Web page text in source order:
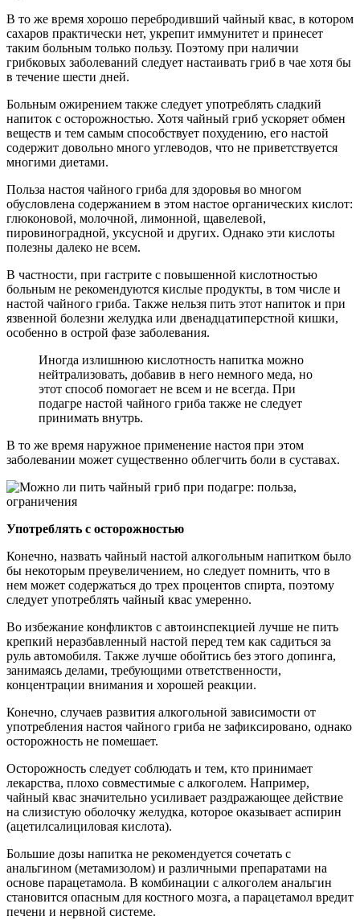
В то же время хорошо перебродивший чайный квас, в котором
сахаров практически нет, укрепит иммунитет и принесет
таким больным только пользу. Поэтому при наличии
грибковых заболеваний следует настаивать гриб в чае хотя бы
в течение шести дней.
Больным ожирением также следует употреблять сладкий
напиток с осторожностью. Хотя чайный гриб ускоряет обмен
веществ и тем самым способствует похудению, его настой
содержит довольно много углеводов, что не приветствуется
многими диетами.
Польза настоя чайного гриба для здоровья во многом
обусловлена содержанием в этом настое органических кислот:
глюконовой, молочной, лимонной, щавелевой,
пировиноградной, уксусной и других. Однако эти кислоты
полезны далеко не всем.
В частности, при гастрите с повышенной кислотностью
больным не рекомендуются кислые продукты, в том числе и
настой чайного гриба. Также нельзя пить этот напиток и при
язвенной болезни желудка или двенадцатиперстной кишки,
особенно в острой фазе заболевания.
Иногда излишнюю кислотность напитка можно
нейтрализовать, добавив в него немного меда, но
этот способ помогает не всем и не всегда. При
подагре настой чайного гриба также не следует
принимать внутрь.
В то же время наружное применение настоя при этом
заболевании может существенно облегчить боли в суставах.
Употреблять с осторожностью
Конечно, назвать чайный настой алкогольным напитком было
бы некоторым преувеличением, но следует помнить, что в
нем может содержаться до трех процентов спирта, поэтому
следует употреблять чайный квас умеренно.
Во избежание конфликтов с автоинспекцией лучше не пить
крепкий неразбавленный настой перед тем как садиться за
руль автомобиля. Также лучше обойтись без этого допинга,
занимаясь делами, требующими ответственности,
концентрации внимания и хорошей реакции.
Конечно, случаев развития алкогольной зависимости от
употребления настоя чайного гриба не зафиксировано, однако
осторожность не помешает.
Осторожность следует соблюдать и тем, кто принимает
лекарства, плохо совместимые с алкоголем. Например,
чайный квас значительно усиливает раздражающее действие
на слизистую оболочку желудка, которое оказывает аспирин
(ацетилсалициловая кислота).
Большие дозы напитка не рекомендуется сочетать с
анальгином (метамизолом) и различными препаратами на
основе парацетамола. В комбинации с алкоголем анальгин
становится опасным для костного мозга, а парацетамол вредит
печени и нервной системе.